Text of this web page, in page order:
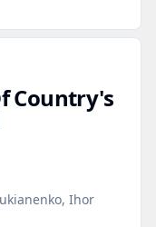
Country's
Ihor